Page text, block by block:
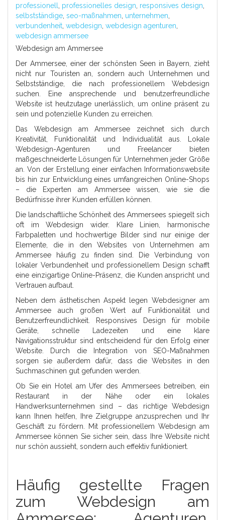
professionell
professionelles design responsives design
selbstständige seo-maßnahmen unternehmen
verbundenheit webdesign webdesign agenturen
webdesign ammersee
Webdesign am Ammersee
Der Ammersee, einer der schönsten Seen in Bayern, zieht
nicht nur Touristen an, sondern auch Unternehmen und
Selbstständige, die nach professionellem Webdesign
suchen. Eine ansprechende und benutzerfreundliche
Website ist heutzutage unerlässlich, um online präsent zu
sein und potenzielle Kunden zu erreichen.
Das Webdesign am Ammersee zeichnet sich durch
Kreativität, Funktionalität und Individualität aus. Lokale
Webdesign-Agenturen und Freelancer bieten
maßgeschneiderte Lösungen für Unternehmen jeder Größe
an. Von der Erstellung einer einfachen Informationswebsite
bis hin zur Entwicklung eines umfangreichen Online-Shops
– die Experten am Ammersee wissen, wie sie die
Bedürfnisse ihrer Kunden erfüllen können.
Die landschaftliche Schönheit des Ammersees spiegelt sich
oft im Webdesign wider. Klare Linien, harmonische
Farbpaletten und hochwertige Bilder sind nur einige der
Elemente, die in den Websites von Unternehmen am
Ammersee häufig zu finden sind. Die Verbindung von
lokaler Verbundenheit und professionellem Design schafft
eine einzigartige Online-Präsenz, die Kunden anspricht und
Vertrauen aufbaut.
Neben dem ästhetischen Aspekt legen Webdesigner am
Ammersee auch großen Wert auf Funktionalität und
Benutzerfreundlichkeit. Responsives Design für mobile
Geräte, schnelle Ladezeiten und eine klare
Navigationsstruktur sind entscheidend für den Erfolg einer
Website. Durch die Integration von SEO-Maßnahmen
sorgen sie außerdem dafür, dass die Websites in den
Suchmaschinen gut gefunden werden.
Ob Sie ein Hotel am Ufer des Ammersees betreiben, ein
Restaurant in der Nähe oder ein lokales
Handwerksunternehmen sind – das richtige Webdesign
kann Ihnen helfen, Ihre Zielgruppe anzusprechen und Ihr
Geschäft zu fördern. Mit professionellem Webdesign am
Ammersee können Sie sicher sein, dass Ihre Website nicht
nur schön aussieht, sondern auch effektiv funktioniert.
Häufig gestellte Fragen
zum Webdesign am